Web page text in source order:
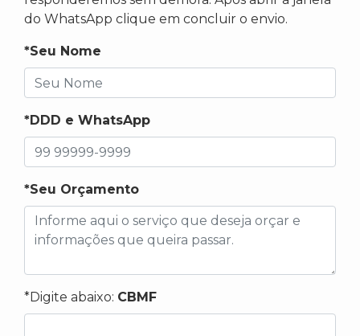
do WhatsApp clique em concluir o envio.
*Seu Nome
*DDD e WhatsApp
*Seu Orçamento
*Digite abaixo: CBMF